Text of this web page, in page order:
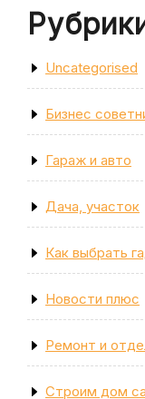
Uncategorised
Бизнес
Гараж и авто
Дача, участок
Как выбрать
Новости плюс
Ремонт и
Строим дом